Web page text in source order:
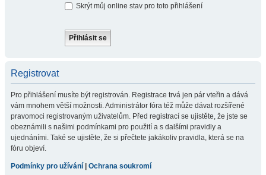
Skrýt můj online stav pro toto přihlášení
Registrovat
Pro přihlášení musíte být registrován. Registrace trvá jen pár vteřin a dává
vám mnohem větší možnosti. Administrátor fóra též může dávat rozšířené
pravomoci registrovaným uživatelům. Před registrací se ujistěte, že jste se
obeznámili s našimi podmínkami pro použití a s dalšími pravidly a
ujednáními. Také se ujistěte, že si přečtete jakákoliv pravidla, která se na
fóru objeví.
Podmínky pro užívání Ochrana soukromí